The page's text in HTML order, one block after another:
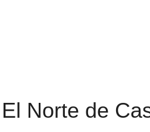
Norte de